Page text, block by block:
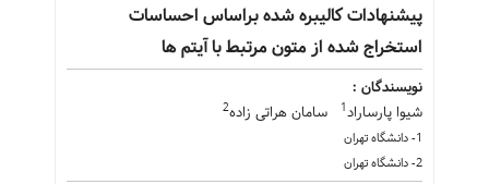
پیشنهادات کالیبره شده براساس احساسات
استخراج شده از متون مرتبط با آیتم ها
نویسندگان :
شیوا پارساراد1 سامان هراتی زاده2
1- دانشگاه تهران
2- دانشگاه تهران